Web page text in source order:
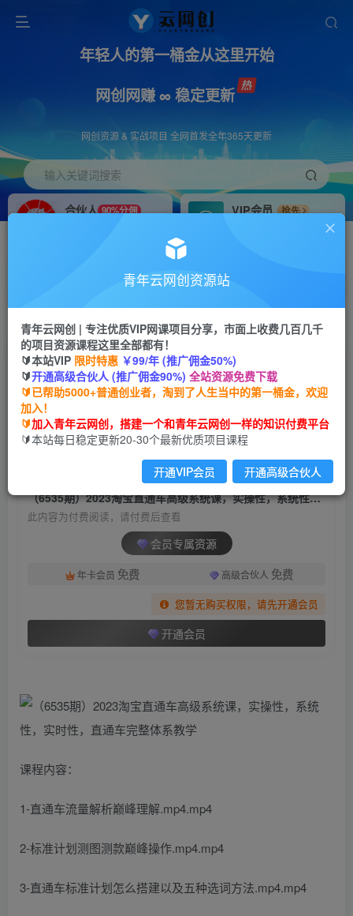
年轻人的第一桶金从这里开始
网创网赚 ∞ 稳定更新
网创资源 & 实战项目 全网首发全年365天更新
输入关键词搜索
合伙人 90%分佣
VIP会员
抢先
搭建同款网站，自己当老板
首页 创业课程 会员专属 正文
（6535期）2023淘宝直通车高级系统课，实操
性，系统性，实时性，直通车完整体系教学
青年云网创
2年前发布
关注 私信
（6535期）2023淘宝直通车高级系统课，实操性，系统性，实时性，直通车完整体系教学
此内容为付费阅读，请付费后查看
会员专属资源
年卡会员 免费 高级合伙人 免费
您暂无购买权限，请先开通会员
开通会员
课程内容：
1-直通车流量解析巅峰理解.mp4.mp4
2-标准计划测图测款巅峰操作.mp4.mp4
3-直通车标准计划怎么搭建以及五种选词方法.mp4.mp4
青年云网创资源站
青年云网创 | 专注优质VIP网课项目分享，市面上收费几百几千
的项目资源课程这里全部都有！
🔰本站VIP 限时特惠 ￥99/年 (推广佣金50%)
🔰开通高级合伙人 (推广佣金90%) 全站资源免费下载
🔰已帮助5000+普通创业者，淘到了人生当中的第一桶金，欢迎
加入！
🔰加入青年云网创，搭建一个和青年云网创一样的知识付费平台
🔰本站每日稳定更新20-30个最新优质项目课程
开通VIP会员 开通高级合伙人